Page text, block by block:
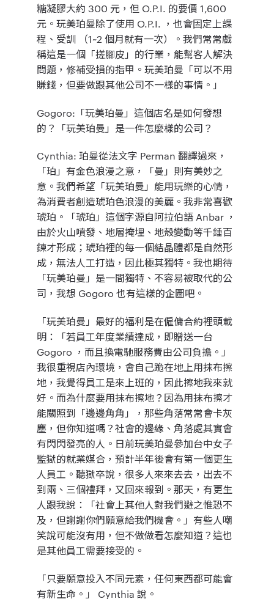
糖凝膠大約 300 元，但 O.P.I. 的要價 1,600
元。玩美珀曼除了使用 O.P.I. ，也會固定上課
程、受訓 （1~2 個月就有一次）。我們常常戲
稱這是一個「搓腳皮 」的行業，能幫客人解決
問題，修補受損的指甲。玩美珀曼「可以不用
賺錢，但要做跟其他公司不一樣的事情。 」
Gogoro:「玩美珀曼」這個店名是如何發想
的？「玩美珀曼」是一件怎麼樣的公司？
Cynthia: 珀曼從法文字 Perman 翻譯過來，
「珀」有金色浪漫之意，「曼」則有美妙之
意。我們希望「玩美珀曼」能用玩樂的心情，
為消費者創造琥珀色浪漫的美麗 。我非常喜歡
琥珀。「琥珀」這個字源自阿拉伯語 Anbar ，
由於火山噴發、地層掩埋、地殼變動等千錘百
鍊才形成； 琥珀裡的每一個結晶體都是自然形
成，無法人工打造，因此極其獨特。 我也期待
「玩美珀曼」是一間獨特、不容易被取代的公
司，我想 Gogoro 也有這樣的企圖吧。
「玩美珀曼」最好的福利是在僱傭合約裡頭載
明：「若員工年度業績達成，即贈送一台
Gogoro ，而且換電馳服務費由公司負擔。」
我很重視店內環境，會自己跪在地上用抹布擦
地，我覺得員工是來上班的，因此擦地我來就
好。而為什麼要用抹布擦地？因為用抹布擦才
能關照到「邊邊角角」，那些角落常常會卡灰
塵，但你知道嗎？社會的邊緣、角落處其實會
有閃閃發亮的人。日前玩美珀曼參加台中女子
監獄的就業媒合，預計半年後會有第一個更生
人員工。聽獄卒說，很多人來來去去，出去不
到兩、三個禮拜，又回來報到。那天，有更生
人跟我說：「社會上其他人對我們避之惟恐不
及，但謝謝你們願意給我們機會。」有些人嘲
笑說可能沒有用，但不做做看怎麼知道？這也
是其他員工需要接受的。
「只要願意投入不同元素，任何東西都可能會
有新生命。 」 Cynthia 說。